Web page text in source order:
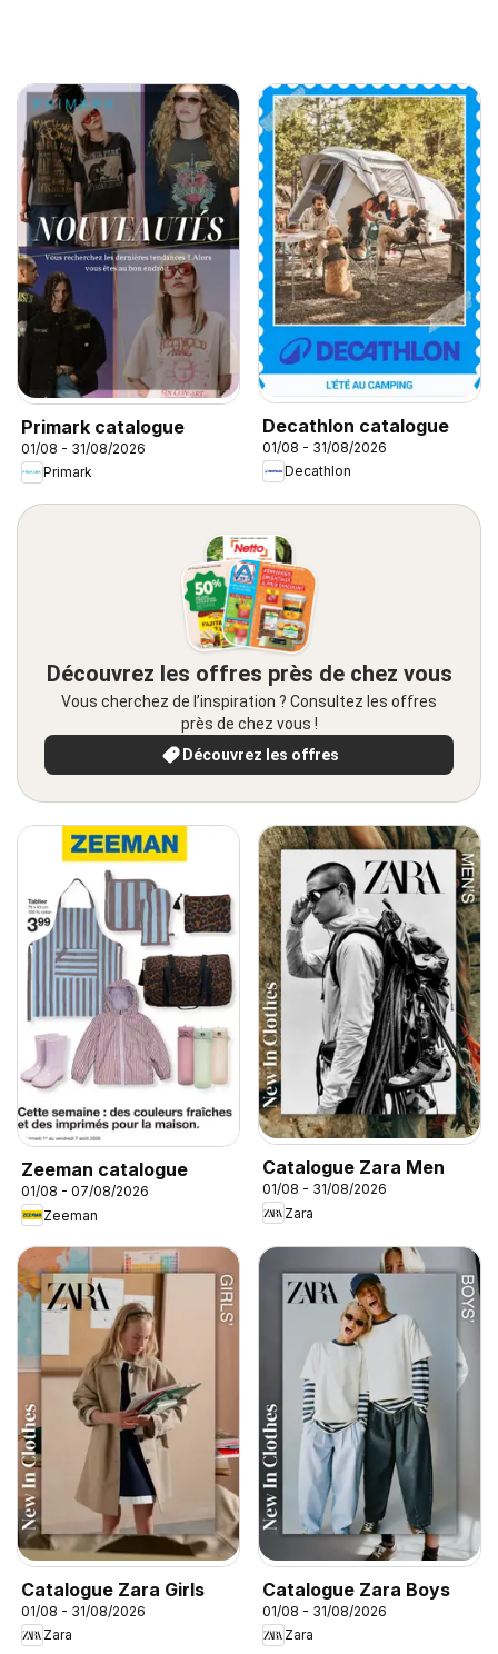
Primark catalogue
01/08 - 31/08/2026
Primark
Decathlon catalogue
01/08 - 31/08/2026
Decathlon
Découvrez les offres près de chez vous
Vous cherchez de l’inspiration ? Consultez les offres
près de chez vous !
Découvrez les offres
Zeeman catalogue
01/08 - 07/08/2026
Zeeman
Catalogue Zara Men
01/08 - 31/08/2026
Zara
Catalogue Zara Girls
01/08 - 31/08/2026
Zara
Catalogue Zara Boys
01/08 - 31/08/2026
Zara